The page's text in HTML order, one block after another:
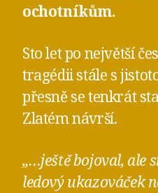
ochotníkům.
Sto let po největší
tragédii stále s
přesně se tenkrát
Zlatém návrší.
„…ještě bojoval, ale
ledový ukazováček